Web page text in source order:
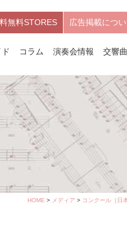
無料STORES 広告掲載につい
コラム 演奏会情報 交響
HOME > メディア > コンクール［日本